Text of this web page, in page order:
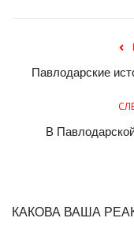
Павлодарские
В
КАКОВА ВАША